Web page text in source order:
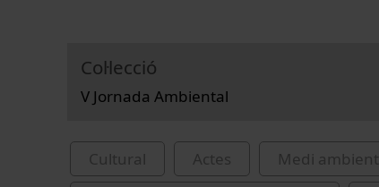
Col·lecció
V Jornada Ambiental
Cultural Actes
Medi ambient